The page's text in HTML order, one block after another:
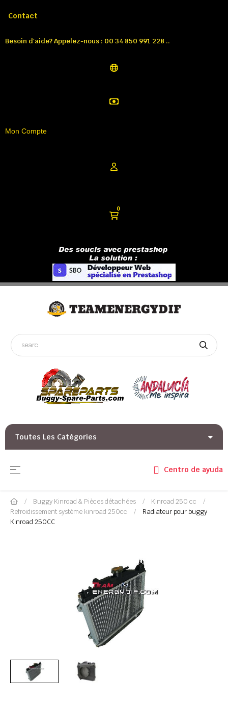
Contact
Besoin d'aide? Appelez-nous : 00 34 850 991 228 ..
Mon Compte
0
Toutes Les Catégories
Basculer la navigation
☰ Centro de ayuda
Buggy Kinroad & Pièces détachées
Kinroad 250 cc
Refroidissement système kinroad 250cc
Radiateur pour buggy
Kinroad 250CC